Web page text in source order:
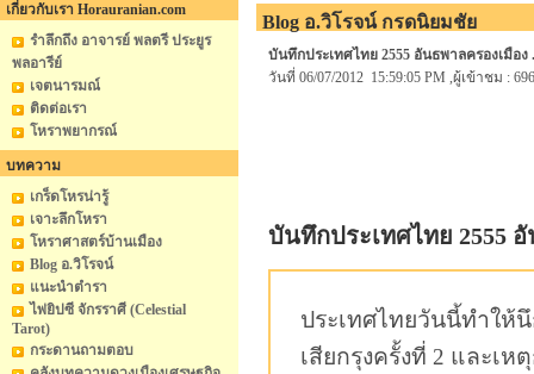
เกี่ยวกับเรา Horauranian.com
รำลึกถึง อาจารย์ พลตรี ประยูร
พลอารีย์
เจตนารมณ์
ติดต่อเรา
โหราพยากรณ์
บทความ
เกร็ดโหรน่ารู้
เจาะลึกโหรา
โหราศาสตร์บ้านเมือง
Blog อ.วิโรจน์
แนะนำตำรา
ไพ่ยิปซี จักรราศี (Celestial
Tarot)
กระดานถามตอบ
Blog อ.วิโรจน์ กรดนิยมชัย
บันทึกประเทศไทย 2555 อันธพาลครองเมือง
วันที่ 06/07/2012 15:59:05 PM ,ผู้เข้าชม :
บันทึกประเทศไทย 2555
ประเทศไทยวันนี้ทำให้
เสียกรุงครั้งที่ 2 และเ